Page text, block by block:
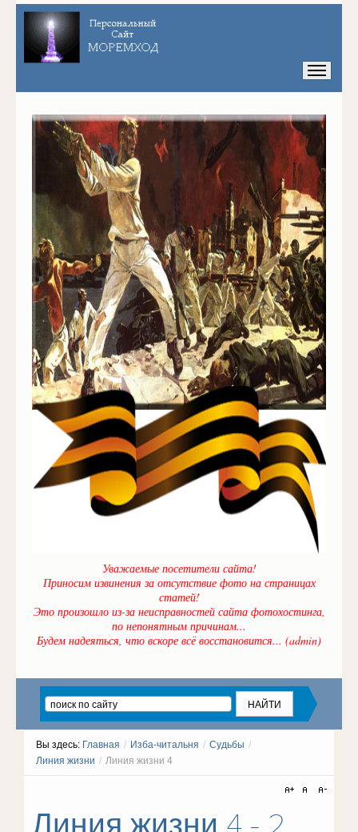
Уважаемые посетители сайта!
Приносим извинения за отсутствие фото на страницах
статей!
Это произошло из-за неисправностей сайта фотохостинга,
по непонятным причинам...
Будем надеяться, что вскоре всё восстановится... (admin)
Вы здесь: Главная / Изба-читальня / Судьбы /
Линия жизни / Линия жизни 4